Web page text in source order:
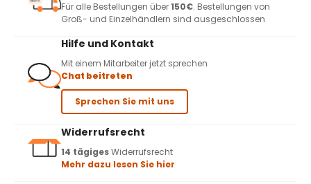
Für alle Bestellungen über150€. Bestellungen von
Groß- und Einzelhändlern sind ausgeschlossen
Hilfe und Kontakt
Mit einem Mitarbeiter jetzt sprechen
Chat beitreten
Sprechen Sie mit uns
Widerrufsrecht
14 tägigesWiderrufsrecht
Mehr dazu lesen Sie hier